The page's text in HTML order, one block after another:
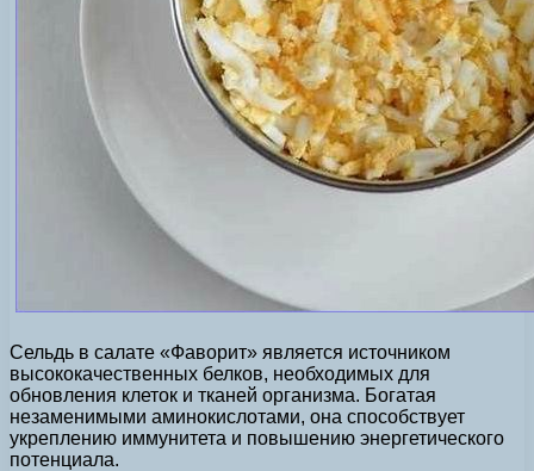
Сельдь в салате «Фаворит» является источником
высококачественных белков, необходимых для
обновления клеток и тканей организма. Богатая
незаменимыми аминокислотами, она способствует
укреплению иммунитета и повышению энергетического
потенциала.